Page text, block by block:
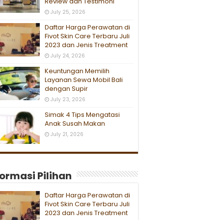
July 25, 2026
Daftar Harga Perawatan di
Fivot Skin Care Terbaru Juli
2023 dan Jenis Treatment
July 24, 2026
Keuntungan Memilih
Layanan Sewa Mobil Bali
dengan Supir
July 23, 2026
Simak 4 Tips Mengatasi
Anak Susah Makan
July 21, 2026
Pilihan
Daftar Harga Perawatan di
Fivot Skin Care Terbaru Juli
2023 dan Jenis Treatment